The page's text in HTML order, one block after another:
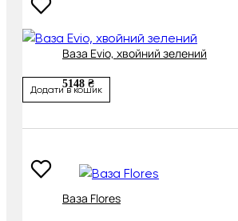
Ваза Evio, хвойний зелений
5148 ₴
Додати в кошик
Ваза Flores